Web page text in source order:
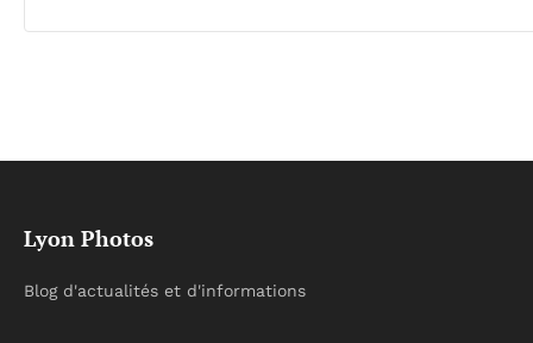
Lyon Photos
Blog d'actualités et d'informations